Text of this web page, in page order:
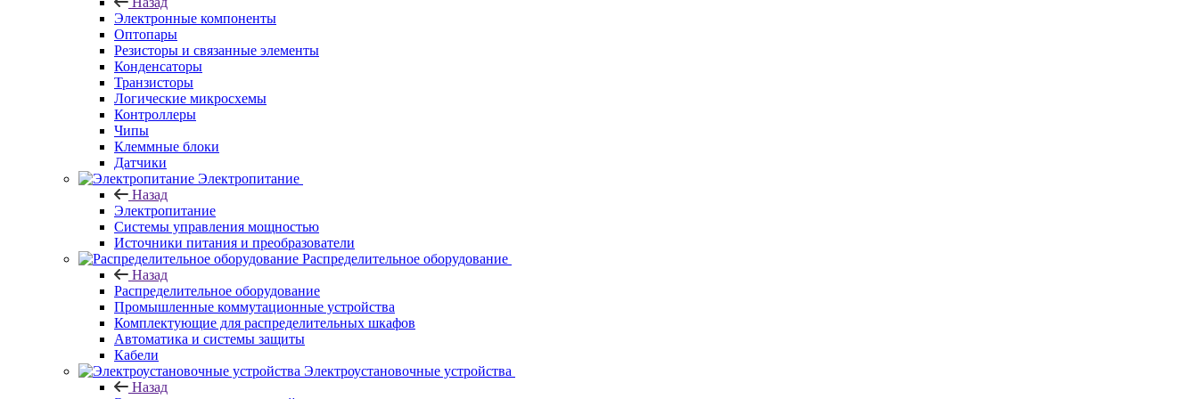
Электронные компоненты
Оптопары
Резисторы и связанные элементы
Конденсаторы
Транзисторы
Логические микросхемы
Контроллеры
Чипы
Клеммные блоки
Датчики
Электропитание
Назад
Электропитание
Системы управления мощностью
Источники питания и преобразователи
Распределительное оборудование
Назад
Распределительное оборудование
Промышленные коммутационные устройства
Комплектующие для распределительных шкафов
Автоматика и системы защиты
Кабели
Электроустановочные устройства
Назад